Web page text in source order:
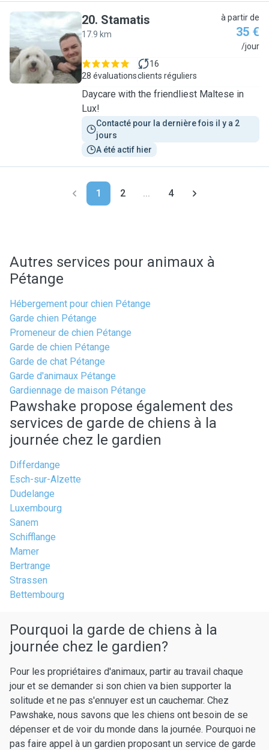
S
20. Stamatis
17.9 km
à partir de
35 €
/jour
28 évaluations
16
clients réguliers
Daycare with the friendliest Maltese in
Lux!
Contacté pour la dernière fois il y a 2
jours
A été actif hier
1 2 ... 4
Autres services pour animaux à
Pétange
Hébergement pour chien Pétange
Garde chien Pétange
Promeneur de chien Pétange
Garde de chien Pétange
Garde de chat Pétange
Garde d'animaux Pétange
Gardiennage de maison Pétange
Pawshake propose également des
services de garde de chiens à la
journée chez le gardien
Differdange
Esch-sur-Alzette
Dudelange
Luxembourg
Sanem
Schifflange
Mamer
Bertrange
Strassen
Bettembourg
Pourquoi la garde de chiens à la
journée chez le gardien?
Pour les propriétaires d'animaux, partir au travail chaque
jour et se demander si son chien va bien supporter la
solitude et ne pas s'ennuyer est un cauchemar. Chez
Pawshake, nous savons que les chiens ont besoin de se
dépenser et de voir du monde dans la journée. Pourquoi ne
pas faire appel à un gardien proposant un service de garde